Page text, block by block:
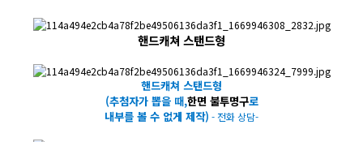
​핸드캐쳐 스탠드형
핸드캐쳐 스탠드형
(추첨자가 뽑을 때,한면 불투명구로
내부를 볼 수 없게 제작) - 전화 상담-